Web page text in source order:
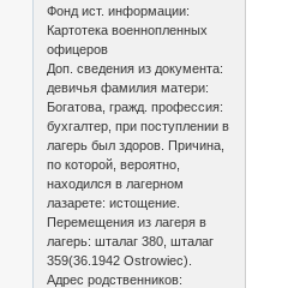
Фонд ист. информации:
Картотека военнопленных
офицеров
Доп. сведения из документа:
девичья фамилия матери:
Богатова, гражд. профессия:
бухгалтер, при поступлении в
лагерь был здоров. Причина,
по которой, вероятно,
находился в лагерном
лазарете: истощение.
Перемещения из лагеря в
лагерь: шталаг 380, шталаг
359(36.1942 Ostrowiec).
Адрес родственников: